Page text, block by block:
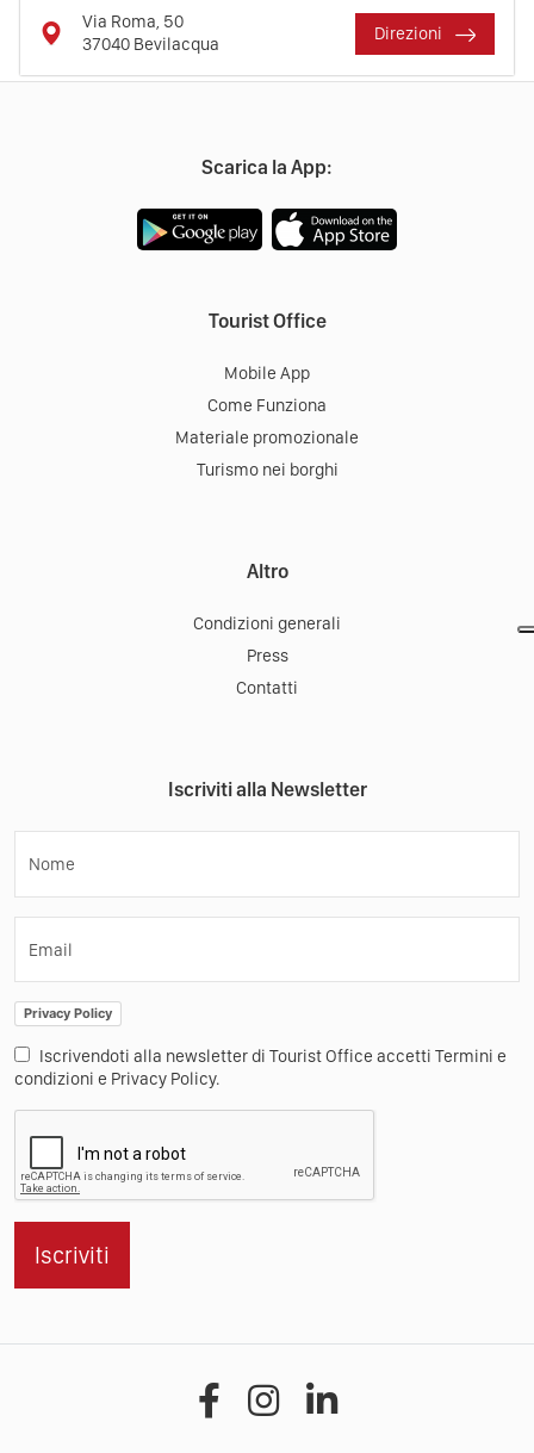
Via Roma, 50
37040 Bevilacqua
Direzioni
Scarica la App:
Tourist Office
Mobile App
Come Funziona
Materiale promozionale
Turismo nei borghi
Altro
Condizioni generali
Press
Contatti
Iscriviti alla Newsletter
Nome
Email
Privacy Policy
Iscrivendoti alla newsletter di Tourist Office accetti Termini e
condizioni e Privacy Policy.
Iscriviti